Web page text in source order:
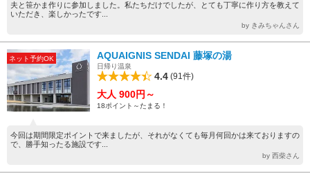
夫と笹かま作りに参加しました。私たちだけでしたが、とても丁寧に作り方を教えて
いただき、楽しかったです...
by きみちゃんさん
ネット予約OK AQUAIGNIS SENDAI 藤塚の湯
日帰り温泉
4.4 (91件)
大人 900円～
18ポイント～たまる！
今回は期間限定ポイントで来ましたが、それがなくても毎月何回かは来ておりますの
で、勝手知ったる施設です...
by 西柴さん